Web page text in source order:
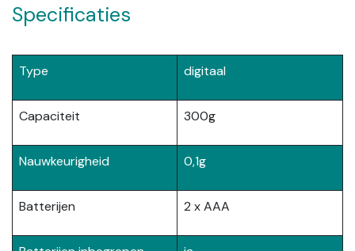
Specificaties
Type digitaal
Capaciteit 300g
Nauwkeurigheid 0,1g
Batterijen 2 x AAA